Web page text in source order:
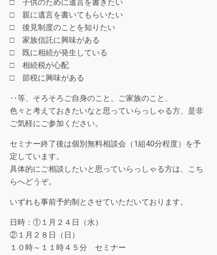
□ 子供のために遺言を書きたい
□ 親に遺言を書いてもらいたい
□ 後見制度のことを知りたい
□ 家族信託に興味がある
□ 既に相続が発生している
□ 相続税が心配
□ 節税に興味がある
‥等、そろそろご自身のこと、ご家族のこと、
色々と考えておきたいなと思っていらっしゃる方、是非
ご気軽にご参加ください。
セミナー終了後は個別無料相談会（1組40分程度）を予
定しています。
具体的にご相談したいと思っていらっしゃる方は、こち
らへどうぞ。
いずれも事前予約制とさせていただいております。
日時：①１月２４日（水）
②１月２８日（日）
１０時～１１時４５分 セミナー